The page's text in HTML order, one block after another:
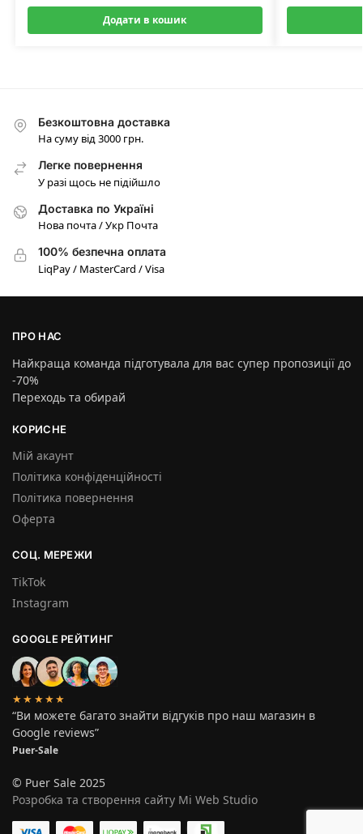
Додати в кошик
Безкоштовна доставка
На суму від 3000 грн.
Легке повернення
У разі щось не підійшло
Доставка по Україні
Нова почта / Укр Почта
100% безпечна оплата
LiqPay / MasterCard / Visa
ПРО НАС
Найкраща команда підготувала для вас супер пропозиції до
-70%
Переходь та обирай
КОРИСНЕ
Мій акаунт
Політика конфіденційності
Політика повернення
Оферта
СОЦ. МЕРЕЖИ
TikTok
Instagram
GOOGLE РЕЙТИНГ
★★★★★
“Ви можете багато знайти відгуків про наш магазин в
Google reviews”
Puer-Sale
© Puer Sale 2025
Розробка та створення сайту Mi Web Studio